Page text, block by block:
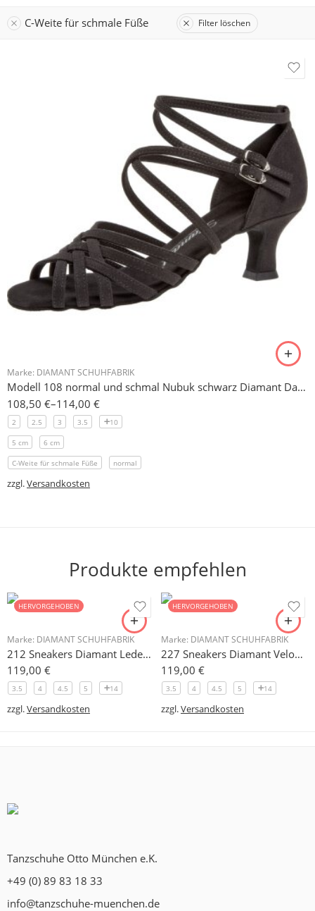
C-Weite für schmale Füße Filter löschen
Marke: DIAMANT SCHUHFABRIK
Modell 108 normal und schmal Nubuk schwarz Diamant Damen Tanzschuh 5 oder 6,5 cm
108,50 €–114,00 €
2 2.5 3 3.5 10
5 cm 6 cm
C-Weite für schmale Füße normal
zzgl.Versandkosten
Produkte empfehlen
HERVORGEHOBEN
Marke: DIAMANT SCHUHFABRIK
212 Sneakers Diamant Leder weiss, drehfreudige Kunststoffsohle
119,00 €
3.5 4 4.5 5 14
zzgl.Versandkosten
HERVORGEHOBEN
Marke: DIAMANT SCHUHFABRIK
227 Sneakers Diamant Veloursleder hellgrau, drehfreudige Kunststoffsohle
119,00 €
3.5 4 4.5 5 14
zzgl.Versandkosten
Tanzschuhe Otto München e.K.
+49 (0) 89 83 18 33
info@tanzschuhe-muenchen.de